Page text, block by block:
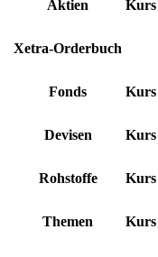
Aktien Kurs
Xetra-Orderbuch
Fonds Kurs
Devisen Kurs
Rohstoffe Kurs
Themen Kurs